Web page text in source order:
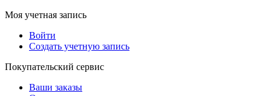
Моя учетная запись
Войти
Создать учетную запись
Покупательский сервис
Ваши заказы